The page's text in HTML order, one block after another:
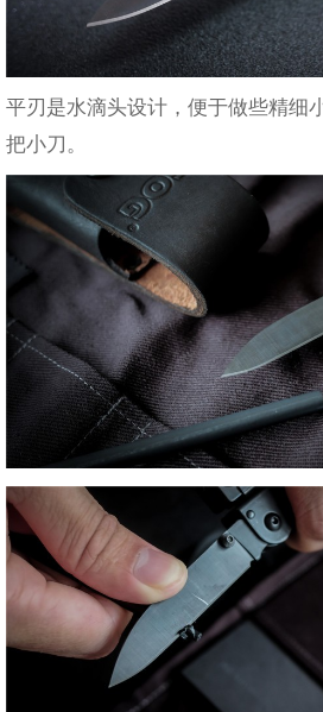
平刃是水滴头设计，便于做些精细
把小刀。